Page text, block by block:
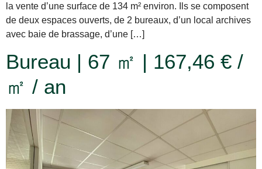
la vente d’une surface de 134 m² environ. Ils se composent
de deux espaces ouverts, de 2 bureaux, d’un local archives
avec baie de brassage, d’une […]
Bureau | 67 ㎡ | 167,46 € /
㎡ / an